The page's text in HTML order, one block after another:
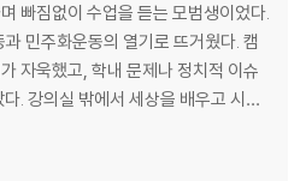
진화했는가?｜집단의 규모를 키운 힘
왜 낮을까?｜다양성 지수를 높이는 방
빠짐없이 수업을 듣는 모범생이었다.
민주화운동의 열기로 뜨거웠다. 캠
자욱했고, 학내 문제나 정치적 이슈
. 강의실 밖에서 세상을 배우고 시대
련의 민주화운동을 경험하며 사회의
사의 무게가 새삼 무겁게 다가왔다.